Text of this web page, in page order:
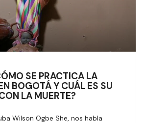
SE PRACTICA LA
BOGOTÁ Y CUÁL ES SU
LA MUERTE?
Wilson Ogbe She, nos habla